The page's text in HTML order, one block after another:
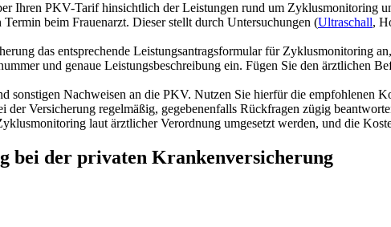
Ihren PKV-Tarif hinsichtlich der Leistungen rund um Zyklusmonitoring
Termin beim Frauenarzt. Dieser stellt durch Untersuchungen (Ultraschall,
das entsprechende Leistungsantragsformular für Zyklusmonitoring
und genaue Leistungsbeschreibung ein. Fügen Sie den ärztlichen
sonstigen Nachweisen an die PKV. Nutzen Sie hierfür die empfohlenen
der Versicherung regelmäßig, gegebenenfalls Rückfragen zügig
laut ärztlicher Verordnung umgesetzt werden, und die
bei der privaten Krankenversicherung